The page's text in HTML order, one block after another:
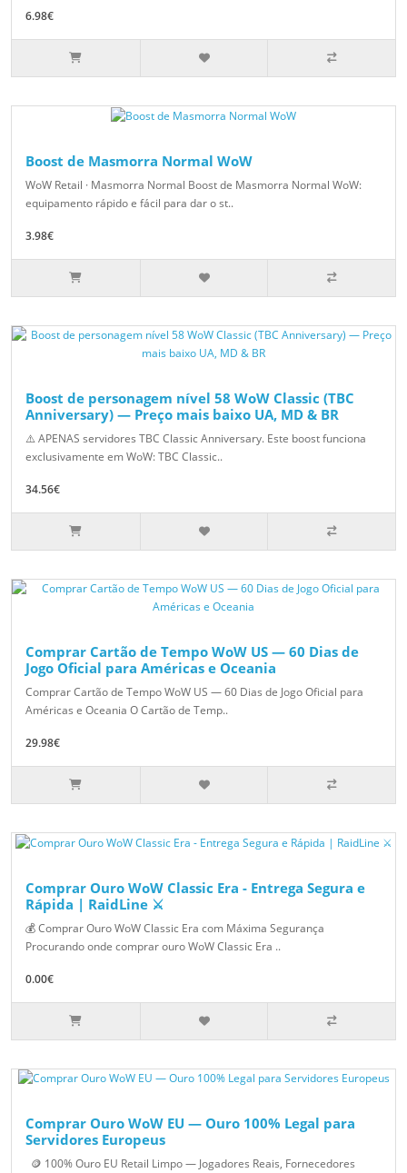
6.98€
Boost de Masmorra Normal WoW
WoW Retail · Masmorra Normal Boost de Masmorra Normal WoW:
equipamento rápido e fácil para dar o st..
3.98€
Boost de personagem nível 58 WoW Classic (TBC
Anniversary) — Preço mais baixo UA, MD & BR
⚠️ APENAS servidores TBC Classic Anniversary. Este boost funciona
exclusivamente em WoW: TBC Classic..
34.56€
Comprar Cartão de Tempo WoW US — 60 Dias de
Jogo Oficial para Américas e Oceania
Comprar Cartão de Tempo WoW US — 60 Dias de Jogo Oficial para
Américas e Oceania O Cartão de Temp..
29.98€
Comprar Ouro WoW Classic Era - Entrega Segura e
Rápida | RaidLine ⚔️
💰 Comprar Ouro WoW Classic Era com Máxima Segurança
Procurando onde comprar ouro WoW Classic Era ..
0.00€
Comprar Ouro WoW EU — Ouro 100% Legal para
Servidores Europeus
🪙 100% Ouro EU Retail Limpo — Jogadores Reais, Fornecedores